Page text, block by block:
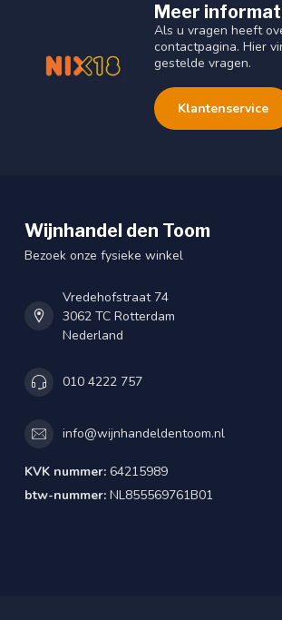
Meer
Als u vragen heeft
contactpagina. Hier
gestelde vragen.
Klantenservice
Wijnhandel den Toom
Bezoek onze fysieke winkel
Vredehofstraat 74
3062 TC Rotterdam
Nederland
010 4222 757
info@wijnhandeldentoom.nl
KVK nummer: 64215989
btw-nummer: NL855569761B01